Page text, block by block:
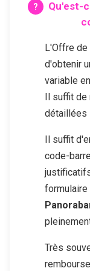
Qu'est-
L'Offre de
d'obtenir
variable
Il suffit de
détaillées
Il suffit
code-
Très